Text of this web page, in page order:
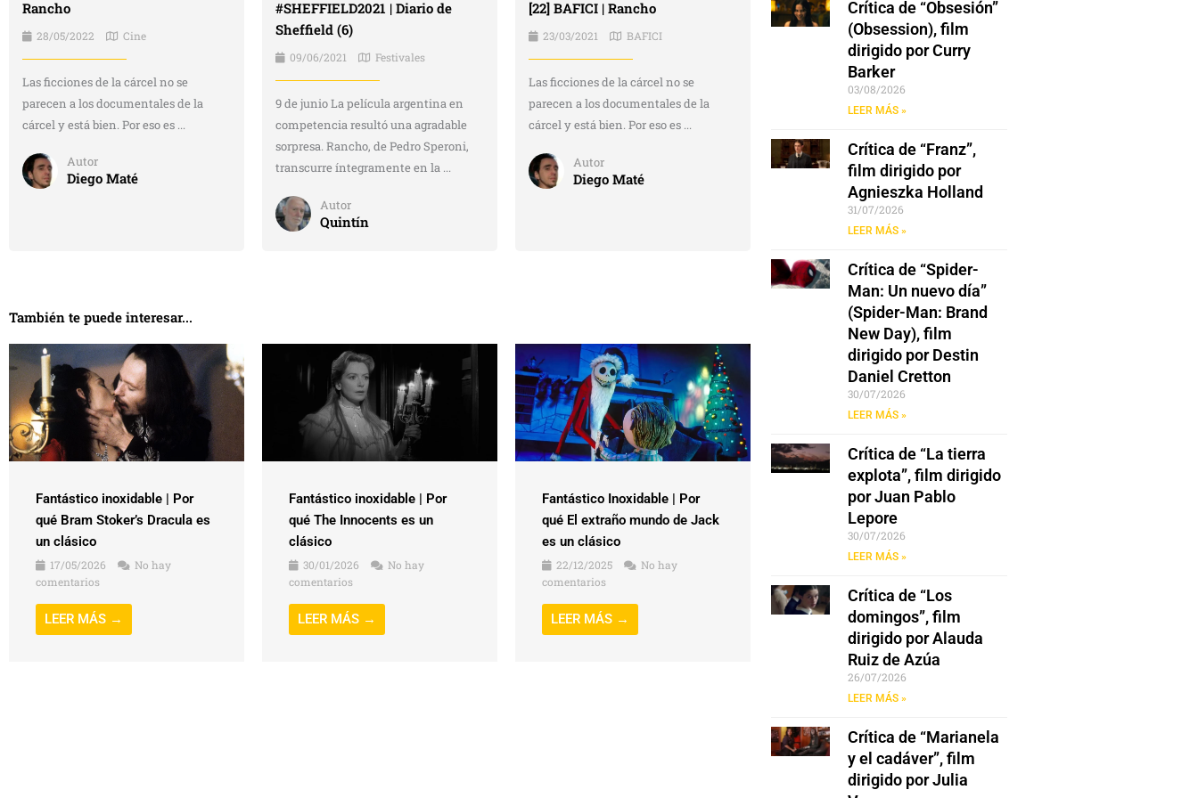
Rancho
28/05/2022 Cine
Las ficciones de la cárcel no se
parecen a los documentales de la
cárcel y está bien. Por eso es ...
Autor
Diego Maté
#SHEFFIELD2021 | Diario de
Sheffield (6)
09/06/2021 Festivales
9 de junio La película argentina en
competencia resultó una agradable
sorpresa. Rancho, de Pedro Speroni,
transcurre íntegramente en la ...
Autor
Quintín
[22] BAFICI | Rancho
23/03/2021 BAFICI
Las ficciones de la cárcel no se
parecen a los documentales de la
cárcel y está bien. Por eso es ...
Autor
Diego Maté
También te puede interesar...
Fantástico inoxidable | Por
qué Bram Stoker’s Dracula es
un clásico
17/05/2026
No hay
comentarios
LEER MÁS →
Fantástico inoxidable | Por
qué The Innocents es un
clásico
30/01/2026
No hay
comentarios
LEER MÁS →
Fantástico Inoxidable | Por
qué El extraño mundo de Jack
es un clásico
22/12/2025
No hay
comentarios
LEER MÁS →
Crítica de “Obsesión”
(Obsession), film
dirigido por Curry
Barker
03/08/2026
LEER MÁS »
Crítica de “Franz”,
film dirigido por
Agnieszka Holland
31/07/2026
LEER MÁS »
Crítica de “Spider-
Man: Un nuevo día”
(Spider-Man: Brand
New Day), film
dirigido por Destin
Daniel Cretton
30/07/2026
LEER MÁS »
Crítica de “La tierra
explota”, film dirigido
por Juan Pablo
Lepore
30/07/2026
LEER MÁS »
Crítica de “Los
domingos”, film
dirigido por Alauda
Ruiz de Azúa
26/07/2026
LEER MÁS »
Crítica de “Marianela
y el cadáver”, film
dirigido por Julia